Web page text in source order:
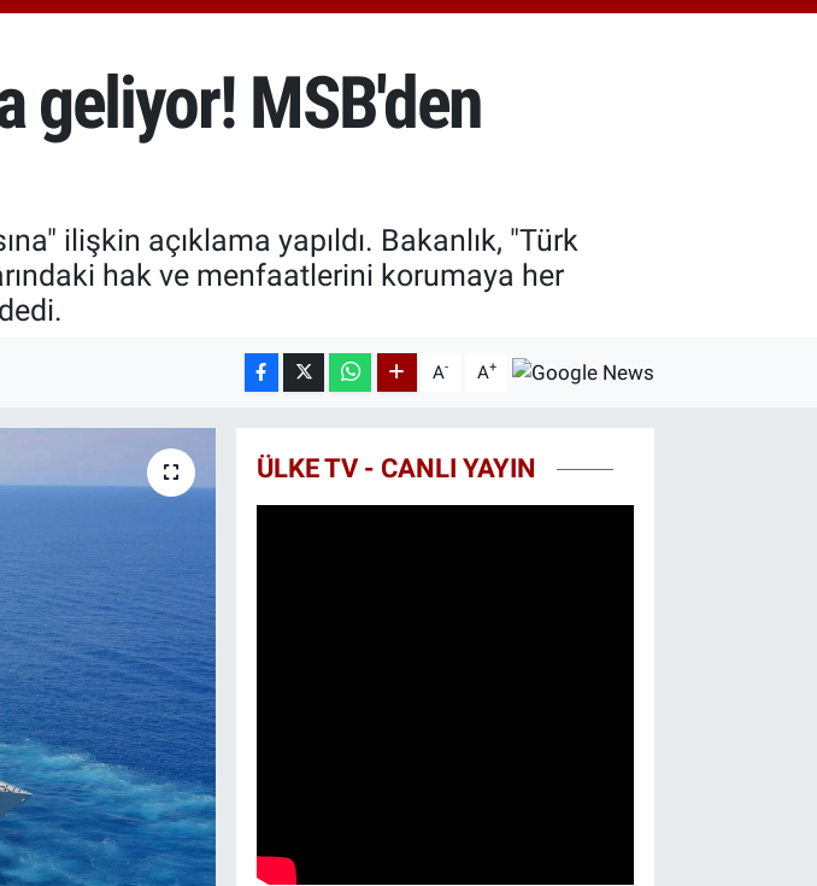
BITCOIN
64.989,56
%0.4
geliyor! MSB'den
ilişkin açıklama yapıldı. Bakanlık, "Türk
hak ve menfaatlerini korumaya her
A- A+
ÜLKE TV - CANLI YAYIN